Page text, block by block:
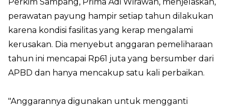
perawatan payung hampir setiap tahun dilakukan
karena kondisi fasilitas yang kerap mengalami
kerusakan. Dia menyebut anggaran pemeliharaan
tahun ini mencapai Rp61 juta yang bersumber dari
APBD dan hanya mencakup satu kali perbaikan.
"Anggarannya digunakan untuk mengganti